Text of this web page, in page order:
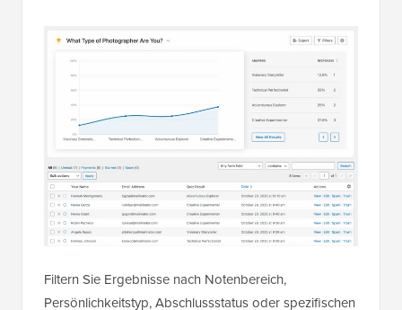
Filtern Sie Ergebnisse nach Notenbereich,
Persönlichkeitstyp, Abschlussstatus oder spezifischen